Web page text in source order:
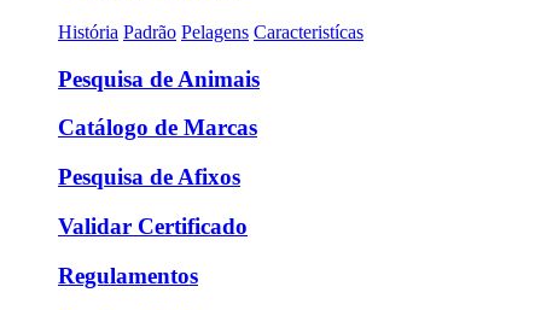
História Padrão Pelagens Caracteristícas
Pesquisa de Animais
Catálogo de Marcas
Pesquisa de Afixos
Validar Certificado
Regulamentos